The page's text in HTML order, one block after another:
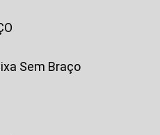
Sem Braço